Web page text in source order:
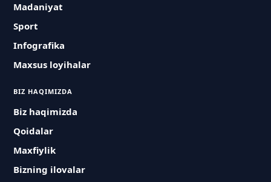
Madaniyat
Sport
Infografika
Maxsus loyihalar
BIZ HAQIMIZDA
Biz haqimizda
Qoidalar
Maxfiylik
Bizning ilovalar